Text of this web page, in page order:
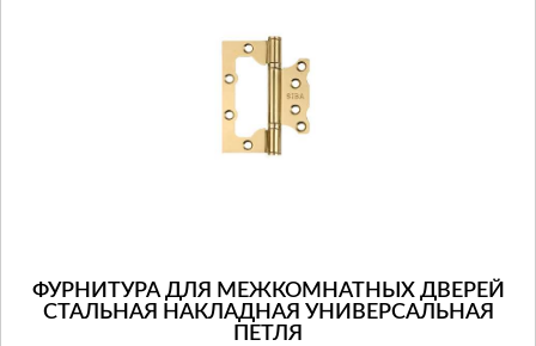
ФУРНИТУРА ДЛЯ МЕЖКОМНАТНЫХ ДВЕРЕЙ
СТАЛЬНАЯ НАКЛАДНАЯ УНИВЕРСАЛЬНАЯ
ПЕТЛЯ